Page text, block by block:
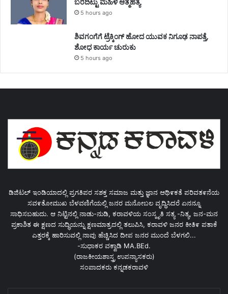
5 hours ago
ಶಿವಗಂಗೆಗೆ ಟ್ರೆಕ್ಕಿಂಗ್‌ ಹೋದ ಯುವಕ ನಿಗೂಢ ನಾಪತ್ತೆ,
ಶೋಧ ಕಾರ್ಯ ಚುರುಕು
5 hours ago
ಡಿಜಿಟಲ್ ಇಂಡಿಯಾದಲ್ಲಿ ಪ್ರಗತಿಪರ ಸಶಕ್ತ ಸಮಾಜ ಮತ್ತು ಜ್ಞಾನ ಆಥಿ೯ಕತೆ ಪರಿವತ೯ನೆಯ
ಸವ೯ತೋಮುಖ ಬೆಳವಣಿಗೆಯಲ್ಲಿ ಜನರ ಮನೋಬಲ ವೃದ್ಧಿಸಿದರೆ ಏನನ್ನೂ
ಸಾಧಿಸಬಹುದು. ಆ ನಿಟ್ಟಿನಲ್ಲಿ ನಾಡು-ನುಡಿ, ಕರಾವಳಿಯ ಸಂಸ್ಕೃತಿ ಸತ್ಯ -ನಿತ್ಯ, ಜನ-ಮನ
ಪ್ರಕಾಶಿತ ಈ ಕ್ಷಣದ ಸುದ್ಧಿಯನ್ನು ಕ್ಷಣಮಾತ್ರದಲ್ಲಿ ತಲುಪಿಸಿ, ಕರಾವಳಿ ಜನರ ಕೀತಿ೯ ಪತಾಕೆ
ಎತ್ತರಕ್ಕೆ ಹಾರಿಸುವಲ್ಲಿ ನಾವು ಹೆಚ್ಚಿಸಿದ ದೀಪ ಜನರ ಮುಂದೆ ಬೆಳಗಲಿ...
-ಸುಧಾಕರ ವಕ್ವಾಡಿ MA.BEd.
(ರಾಜಕೀಯಶಾಸ್ತ್ರ ಉಪನ್ಯಾಸಕರು)
ಸಂಪಾದಕರು ಕನ್ನಡಕರಾವಳಿ